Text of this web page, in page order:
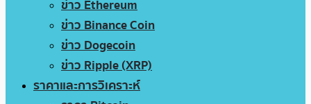
ข่าว Ethereum
ข่าว Binance Coin
ข่าว Dogecoin
ข่าว Ripple (XRP)
ราคาและการวิเคราะห์